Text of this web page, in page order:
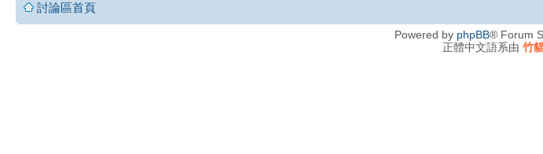
討論區首頁
Powered by phpBB® Forum
正體中文語系由 竹